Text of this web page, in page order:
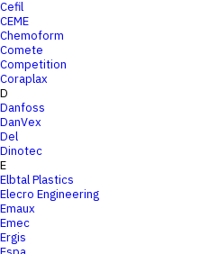
Cefil
CEME
Chemoform
Comete
Competition
Coraplax
D
Danfoss
DanVex
Del
Dinotec
E
Elbtal Plastics
Elecro Engineering
Emaux
Emec
Ergis